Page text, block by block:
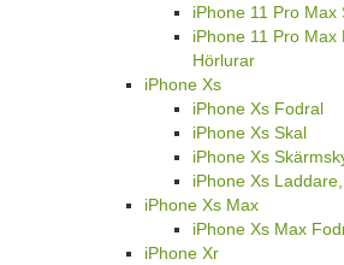
iPhone 11 Pro Max
iPhone 11 Pro
Hörlurar
iPhone Xs
iPhone Xs Fodral
iPhone Xs Skal
iPhone Xs
iPhone Xs
iPhone Xs Max
iPhone Xs Max
iPhone Xr